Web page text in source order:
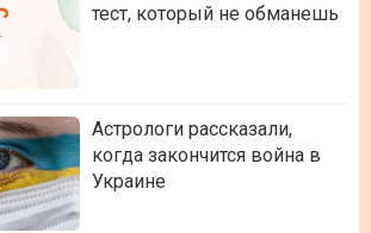
тест, который не обманешь
Астрологи рассказали,
когда закончится война в
Украине